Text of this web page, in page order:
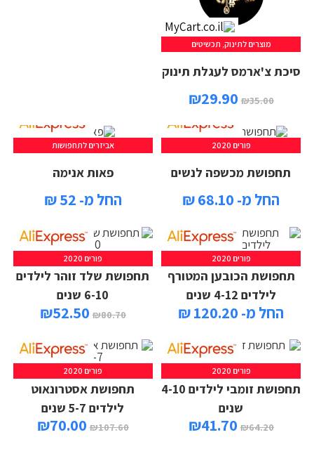
בחר אפשרויות
מוצרים לתינוק תכשיטים
סיכת צ'ארמס לעגלת תינוק
₪35.00
₪29.90
פורים 2020
תחפושת מכשפה לנשים
החל מ- 68.10 ₪
אביזרים לתחפושות
פאות אנימה
החל מ- 52 ₪
פורים 2020
תחפושת הכובען המטורף
לילדים 4-12 שנים
החל מ- 120.20 ₪
פורים 2020
תחפושת שלד זוהר לילדים
6-10 שנים
₪80.70
₪52.50
פורים 2020
תחפושת זומבי לילדים 4-10
שנים
₪64.20
₪41.70
פורים 2020
תחפושת אסטרונאוט
לילדים 5-7 שנים
₪107.60
₪70.00